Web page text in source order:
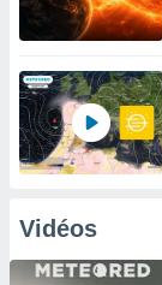
Vidéos